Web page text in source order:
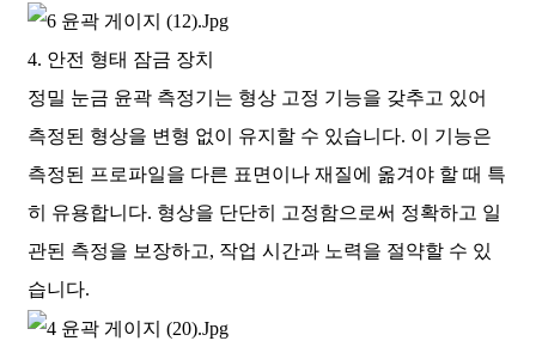
4. 안전 형태 잠금 장치
정밀 눈금 윤곽 측정기는 형상 고정 기능을 갖추고 있어
측정된 형상을 변형 없이 유지할 수 있습니다. 이 기능은
측정된 프로파일을 다른 표면이나 재질에 옮겨야 할 때 특
히 유용합니다. 형상을 단단히 고정함으로써 정확하고 일
관된 측정을 보장하고, 작업 시간과 노력을 절약할 수 있
습니다.